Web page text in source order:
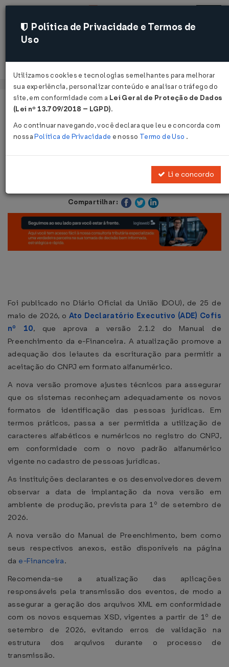
Acessar
Página Inicial Notícias e-Financeira: Manual Versão 2.1.2...
e-Financeira: Manual Versão 2.1.2
2 jun 2026 - IR / Contribuições
Compartilhar:
Foi publicado no Diário Oficial da União (DOU), de 25 de
maio de 2026, o Ato Declaratório Executivo (ADE) Cofis
nº 10, que aprova a versão 2.1.2 do Manual de
Preenchimento da e-Financeira. A atualização promove a
adequação dos leiautes da escrituração para permitir a
aceitação do CNPJ em formato alfanumérico.
A nova versão promove ajustes técnicos para assegurar
que os sistemas reconheçam adequadamente os novos
formatos de identificação das pessoas jurídicas. Em
termos práticos, passa a ser permitida a utilização de
caracteres alfabéticos e numéricos no registro do CNPJ,
em conformidade com o novo padrão alfanumérico
vigente no cadastro de pessoas jurídicas.
As instituições declarantes e os desenvolvedores devem
observar a data de implantação da nova versão em
ambiente de produção, prevista para 1º de setembro de
2026.
A nova versão do Manual de Preenchimento, bem como
seus respectivos anexos, estão disponíveis na página
da e-Financeira.
Recomenda-se a atualização das aplicações
responsáveis pela transmissão dos eventos, de modo a
assegurar a geração dos arquivos XML em conformidade
com os novos esquemas XSD, vigentes a partir de 1º de
setembro de 2026, evitando erros de validação na
estrutura dos arquivos durante o processo de
transmissão.
Política de Privacidade e Termos de
Uso
Utilizamos cookies e tecnologias semelhantes para melhorar
sua experiência, personalizar conteúdo e analisar o tráfego do
site, em conformidade com a Lei Geral de Proteção de Dados
(Lei nº 13.709/2018 – LGPD).
Ao continuar navegando, você declara que leu e concorda com
nossaPolítica de Privacidade e nosso Termo de Uso .
Li e concordo